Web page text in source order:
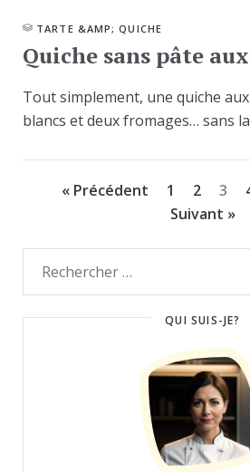
TARTE &AMP; QUICHE
Quiche sans pâte
Tout simplement, une quiche
blancs et deux fromages… sans la
« Précédent 1 2 3
Suivant »
QUI SUIS-JE?